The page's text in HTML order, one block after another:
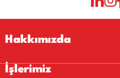
Hakkımızda
İşlerimiz